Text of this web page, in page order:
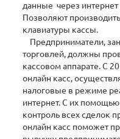
данные через
Позволяют
клавиатуры кассы.
Предприниматели,
торговлей, должны
кассовом аппарате. С
онлайн касс,
налоговые в режиме
интернет. С их помощью
контроль всех сделок
онлайн касс поможет